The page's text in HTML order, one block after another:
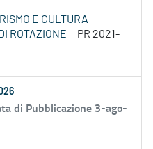
E CULTURA
ROTAZIONE
PR 2021-
di Pubblicazione 3-ago-